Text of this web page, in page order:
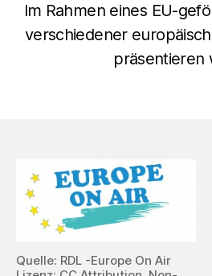
Im Rahmen eines EU-
verschiedener
präsentieren
Quelle: RDL -Europe On Air